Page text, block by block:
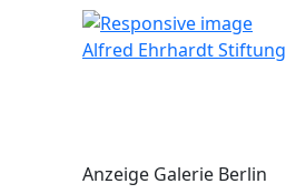
Alfred Ehrhardt Stiftung
Anzeige Galerie Berlin